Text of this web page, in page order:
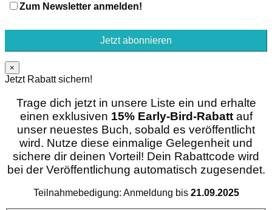
Zum Newsletter anmelden!
×
Jetzt Rabatt sichern!
Trage dich jetzt in unsere Liste ein und erhalte
einen exklusiven 15% Early-Bird-Rabattauf
unser neuestes Buch, sobald es veröffentlicht
wird. Nutze diese einmalige Gelegenheit und
sichere dir deinen Vorteil! Dein Rabattcode wird
bei der Veröffentlichung automatisch zugesendet.
Teilnahmebedigung: Anmeldung bis 21.09.2025